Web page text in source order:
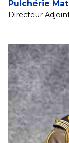
Pulchérie
Directeur